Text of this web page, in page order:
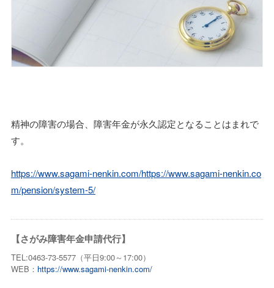
精神の障害の場合、障害年金が永久認定となることはまれで
す。
https://www.sagami-nenkin.com/https://www.sagami-nenkin.co
m/pension/system-5/
【さがみ障害年金申請代行】
TEL:0463-73-5577（平日9:00～17:00）
WEB： https://www.sagami-nenkin.com/